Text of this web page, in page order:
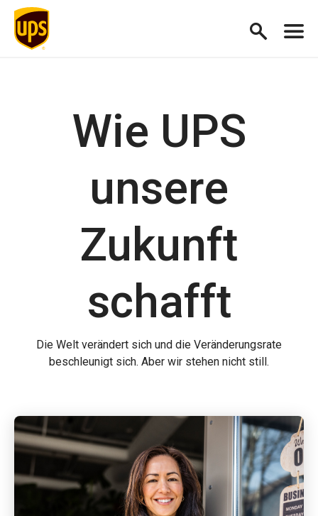
Wie UPS
unsere
Zukunft
schafft
Die Welt verändert sich und die Veränderungsrate
beschleunigt sich. Aber wir stehen nicht still.